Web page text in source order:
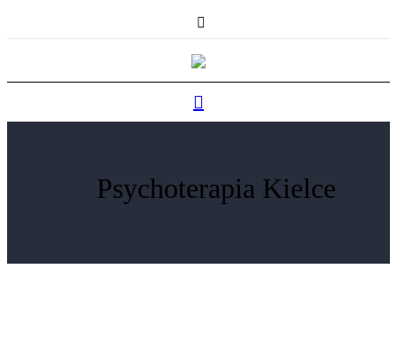
Psychoterapia Kielce